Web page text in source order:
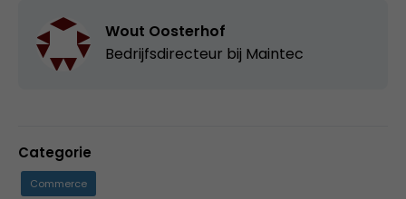
Wout Oosterhof
Bedrijfsdirecteur bij Maintec
Categorie
Commerce